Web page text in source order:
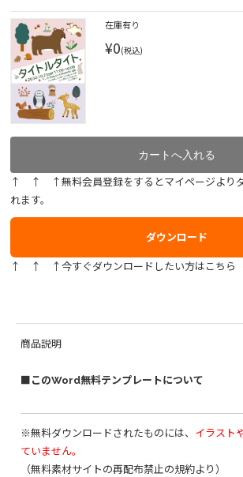
在庫有り
¥0(税込)
↑ ↑ ↑無料会員登録をするとマイページよりダ
れます。
ダウンロード
↑ ↑ ↑今すぐダウンロードしたい方はこちら
商品説明
■このWord無料テンプレートについて
※無料ダウンロードされたものには、 イラスト
ていません。
（無料素材サイトの再配布禁止の規約より）